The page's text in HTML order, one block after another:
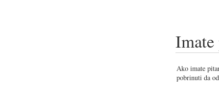
Imate
Ako imate
pobrinuti da